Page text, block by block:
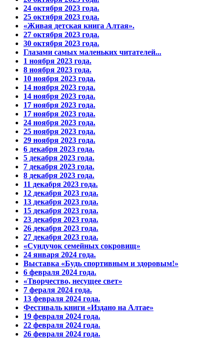
24 октября 2023 года.
25 октября 2023 года.
«Живая детская книга Алтая».
27 октября 2023 года.
30 октября 2023 года.
Глазами самых маленьких читателей...
1 ноября 2023 года.
8 ноября 2023 года.
10 ноября 2023 года.
14 ноября 2023 года.
14 ноября 2023 года.
17 ноября 2023 года.
17 ноября 2023 года.
24 ноября 2023 года.
25 ноября 2023 года.
29 ноября 2023 года.
6 декабря 2023 года.
5 декабря 2023 года.
7 декабря 2023 года.
8 декабря 2023 года.
11 декабря 2023 года.
12 декабря 2023 года.
13 декабря 2023 года.
15 декабря 2023 года.
23 декабря 2023 года.
26 декабря 2023 года.
27 декабря 2023 года.
«Сундучок семейных сокровищ»
24 января 2024 года.
Выставка «Будь спортивным и здоровым!»
6 февраля 2024 года.
«Творчество, несущее свет»
7 фераля 2024 года.
13 февраля 2024 года.
Фестиваль книги «Издано на Алтае»
19 февраля 2024 года.
22 февраля 2024 года.
26 февраля 2024 года.